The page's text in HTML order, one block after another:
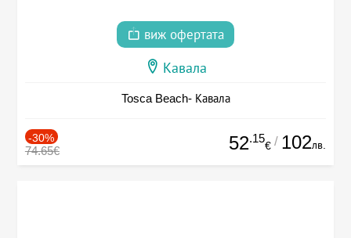
виж офертата
Кавала
Tosca Beach- Кавала
-30%
74.65€ 52.15
€ / 102лв.